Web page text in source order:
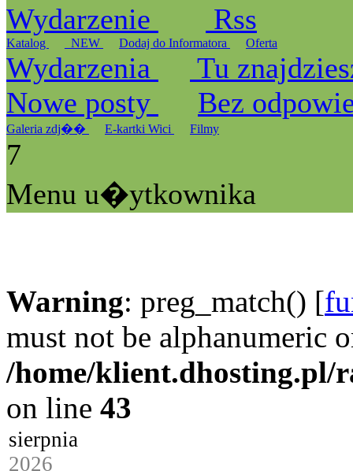
Wydarzenie
Rss
Katalog _NEW Dodaj do Informatora Oferta
Wydarzenia
Tu
Nowe posty
Bez
Galeria zdj�� E-kartki Wici Filmy
7
Menu u�ytkownika
Warning: preg_match() [
must not be alphanumeric
/home/klient.dhosting.pl/
on line 43
sierpnia
2026